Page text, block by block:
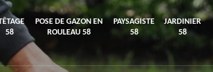
58
POSE DE GAZON EN
ROULEAU 58
PAYSAGISTE
58
JARDINIER
58